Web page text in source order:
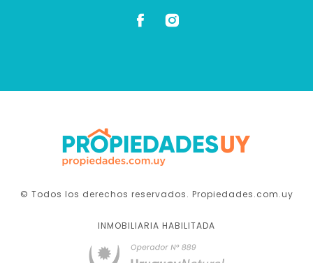
© Todos los derechos reservados. Propiedades.com.uy
INMOBILIARIA HABILITADA